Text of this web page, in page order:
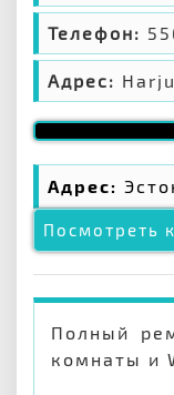
Телефон:
Адрес:
Адрес:
Посмотреть
Полный
комнаты и